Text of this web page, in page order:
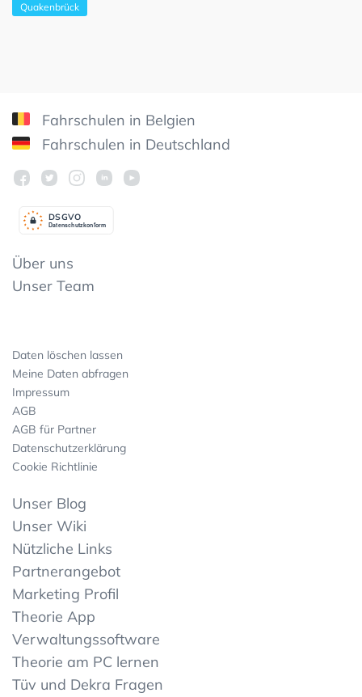
Quakenbrück
Fahrschulen in Belgien
Fahrschulen in Deutschland
Datenschutzkonform
DSGVO
Über uns
Unser Team
Daten löschen lassen
Meine Daten abfragen
Impressum
AGB
AGB für Partner
Datenschutzerklärung
Cookie Richtlinie
Unser Blog
Unser Wiki
Nützliche Links
Partnerangebot
Marketing Profil
Theorie App
Verwaltungssoftware
Theorie am PC lernen
Tüv und Dekra Fragen